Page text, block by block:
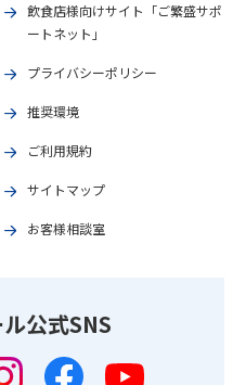
飲食店様向けサイト「ご繁盛サポ
ートネット」
プライバシーポリシー
推奨環境
ご利用規約
サイトマップ
お客様相談室
公式SNS